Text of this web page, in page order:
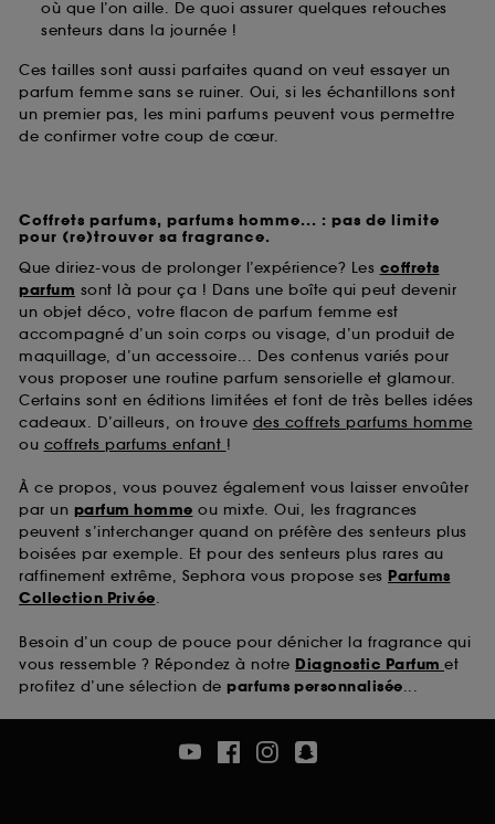
où que l’on aille. De quoi assurer quelques retouches
senteurs dans la journée !
Ces tailles sont aussi parfaites quand on veut essayer un
parfum femme sans se ruiner. Oui, si les échantillons sont
un premier pas, les mini parfums peuvent vous permettre
de confirmer votre coup de cœur.
Coffrets parfums, parfums homme... : pas de limite
pour (re)trouver sa fragrance.
Que diriez-vous de prolonger l’expérience? Les coffrets
parfum sont là pour ça ! Dans une boîte qui peut devenir
un objet déco, votre flacon de parfum femme est
accompagné d’un soin corps ou visage, d’un produit de
maquillage, d’un accessoire... Des contenus variés pour
vous proposer une routine parfum sensorielle et glamour.
Certains sont en éditions limitées et font de très belles idées
cadeaux. D’ailleurs, on trouve des coffrets parfums homme
ou coffrets parfums enfant !
À ce propos, vous pouvez également vous laisser envoûter
par un parfum homme ou mixte. Oui, les fragrances
peuvent s’interchanger quand on préfère des senteurs plus
boisées par exemple. Et pour des senteurs plus rares au
raffinement extrême, Sephora vous propose ses Parfums
Collection Privée.
Besoin d’un coup de pouce pour dénicher la fragrance qui
vous ressemble ? Répondez à notre Diagnostic Parfum et
profitez d’une sélection de parfums personnalisée...